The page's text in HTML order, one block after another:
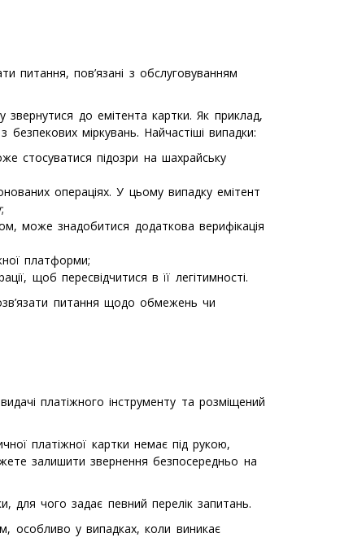
питання, пов’язані з обслуговуванням
до емітента картки. Як приклад,
міркувань. Найчастіші випадки:
стосуватися підозри на шахрайську
операціях. У цьому випадку емітент
може знадобитися додаткова верифікація
платформи;
щоб пересвідчитися в її легітимності.
питання щодо обмежень чи
платіжного інструменту та розміщений
платіжної картки немає під рукою,
залишити звернення безпосередньо на
для чого задає певний перелік запитань.
особливо у випадках, коли виникає